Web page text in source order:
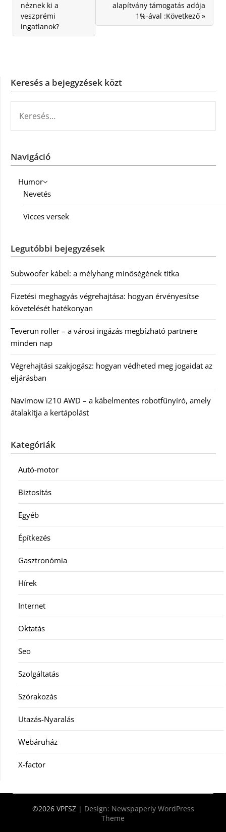
néznek ki a
veszprémi
ingatlanok?
alapítvány támogatás adója
1%-ával :Következő »
Keresés a bejegyzések közt
Navigáció
Humor
Nevetés
Vicces versek
Legutóbbi bejegyzések
Subwoofer kábel: a mélyhang minőségének titka
Fizetési meghagyás végrehajtása: hogyan érvényesítse
követelését hatékonyan
Teverun roller – a városi ingázás megbízható partnere
minden nap
Végrehajtási szakjogász: hogyan védheted meg jogaidat az
eljárásban
Navimow i210 AWD – a kábelmentes robotfűnyíró, amely
átalakítja a kertápolást
Kategóriák
Autó-motor
Biztosítás
Egyéb
Építkezés
Gasztronómia
Hírek
Internet
Oktatás
Seo
Szolgáltatás
Szórakozás
Utazás-Nyaralás
Webáruház
X-factor
©2026 VPFSZ | Design: Newspaperly WordPress
Theme